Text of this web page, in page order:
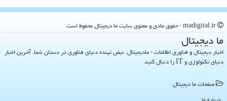
ما دیجیتال
اخبار دیجیتال و فناوری اطلاعات - مادیجیتال: نبض تپنده دنیای فناوری در دستان شما. آخرین اخبار
دنیای تکنولوژی و IT را دنبال کنید
صفحات ما دیجیتال